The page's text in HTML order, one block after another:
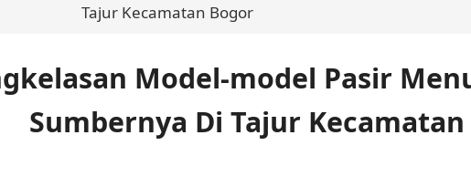
Tajur Kecamatan Bogor
Model-model Pasir
Sumbernya Di Tajur